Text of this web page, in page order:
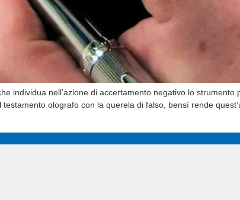
individua nell’azione di accertamento negativo lo strumento
olografo con la querela di falso, bensì rende